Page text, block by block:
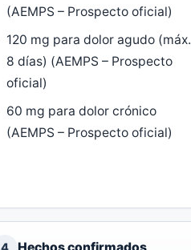
(AEMPS – Prospecto oficial)
120 mg para dolor agudo (máx.
8 días) (AEMPS – Prospecto
oficial)
60 mg para dolor crónico
(AEMPS – Prospecto oficial)
4